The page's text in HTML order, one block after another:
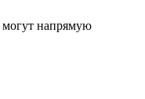
могут напрямую